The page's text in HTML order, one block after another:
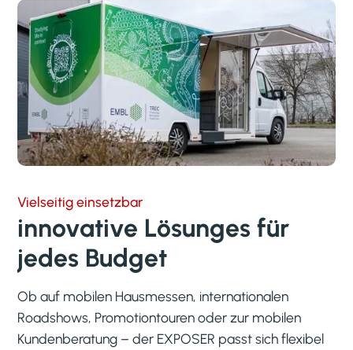
Vielseitig einsetzbar
innovative Lösunges für
jedes Budget
Ob auf mobilen Hausmessen, internationalen
Roadshows, Promotiontouren oder zur mobilen
Kundenberatung – der EXPOSER passt sich flexibel